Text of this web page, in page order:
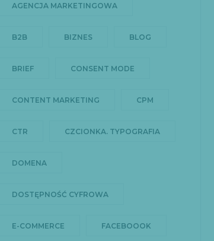
AGENCJA MARKETINGOWA
B2B BIZNES BLOG
BRIEF CONSENT MODE
CONTENT MARKETING CPM
CTR CZCIONKA. TYPOGRAFIA
DOMENA
DOSTĘPNOŚĆ CYFROWA
E-COMMERCE FACEBOOOK